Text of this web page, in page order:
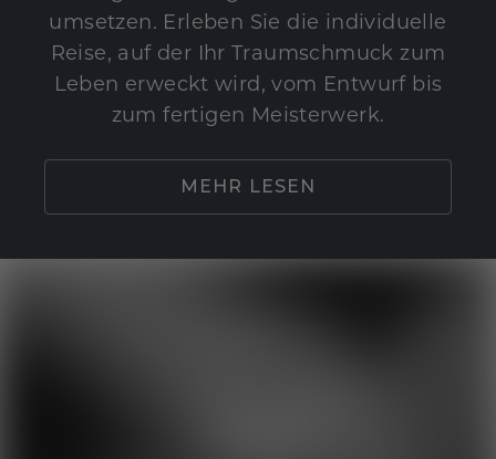
umsetzen. Erleben Sie die individuelle
Reise, auf der Ihr Traumschmuck zum
Leben erweckt wird, vom Entwurf bis
zum fertigen Meisterwerk.
MEHR LESEN